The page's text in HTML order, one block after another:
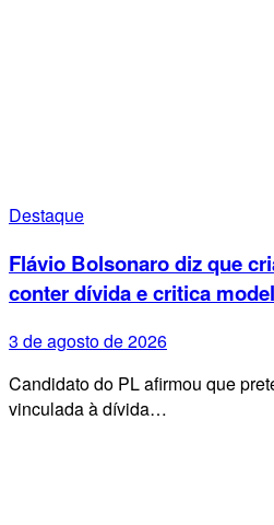
Destaque
Flávio Bolsonaro diz que
conter dívida e critica
3 de agosto de 2026
Candidato do PL afirmou que
vinculada à dívida…